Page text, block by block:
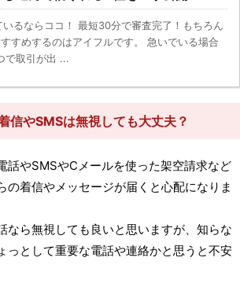
るならココ！ 最短30分で審査完了！もちろん
すめするのはアイフルです。 急いでいる場合
で取引が出 ...
やSMSは無視しても大丈夫？
話やSMSやCメールを使った架空請求など
着信やメッセージが届くと心配になりま
ら無視しても良いと思いますが、知らな
っとして重要な電話や連絡かと思うと不安